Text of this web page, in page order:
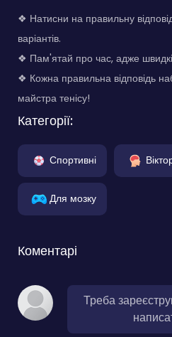
❖ Натисни на правильну
варіантів.
❖ Пам'ятай про час, адже
❖ Кожна правильна відповідь
майстра тенісу!
Категорії:
Спортивні
Для мозку
Коментарі
Треба